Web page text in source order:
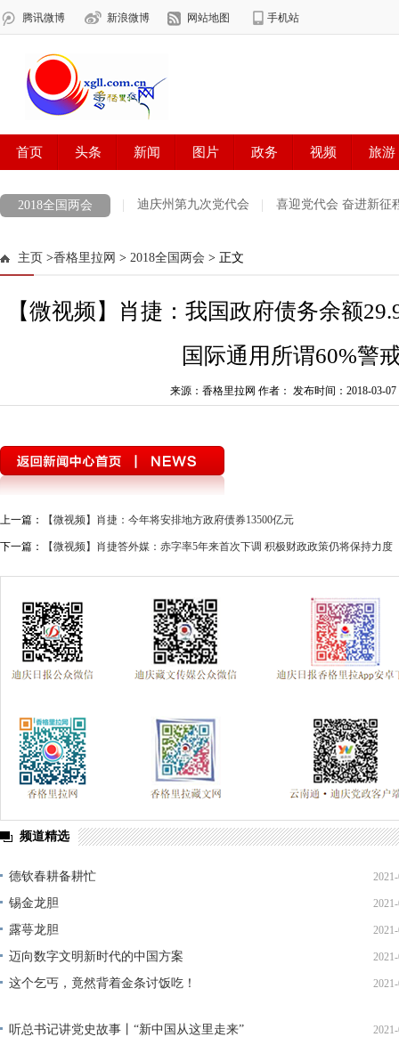
2018全国两会 迪庆州第九次党代会 喜迎党代会 奋进新征
最美新时代革命军人
涉历史虚无主义有害信息举报专区 党徽闪耀在迪庆高原 第二届
创建生态文明示范州 展望十四五开
“致敬抗疫‘无名英雄’” 决战决胜脱贫攻坚每
纪念西藏民主改革60周年 开展扫黑除恶 建设善美云南
“庆祝中华人民共和国成立70周年”优秀歌曲
坚决打赢脱贫攻坚战 绿水青山就是金山银山 壮阔东方潮 奋进新
跨越发展、争创一流；比学赶超、奋勇争先 2018迪
学习贯彻党的十九大精神 党的十九大 不忘初心继续前进
环境保护督察“回头看”整改专栏 习近平：绿水青山就是金山银山
迪庆州第八次党代会 精准扶贫 中国共产党成立95周年 森林
媒体眼中的斯那定珠 “两学一做”与党章党规“进党校、进课堂、进媒
迪庆首届手机图片微视频大赛 西藏成立50周年 纪念抗战胜利70
禁毒宣传 三严三实 忠诚干净担当
党风廉政 独克宗古城火灾 香
厉行节约 俭约云南主题教育宣传 四群教育活动专题
学习贯彻七一重要讲话精神 州第七次党代会 奥运
主页 >香格里拉网 > 2018全国两会 > 正文
【微视频】肖捷：我国政府债务余额
国际通用所谓60%警
来源：香格里拉网 作者： 发布时间：2018-03-07
上一篇： 【微视频】肖捷：今年将安排地方政府债券13500亿元
下一篇： 【微视频】肖捷答外媒：赤字率5年来首次下调 积极财政政策仍将保持力度
频道精选
德钦春耕备耕忙
锡金龙胆
露萼龙胆
迈向数字文明新时代的中国方案
这个乞丐，竟然背着金条讨饭吃！
听总书记讲党史故事丨“新中国从这里走来”